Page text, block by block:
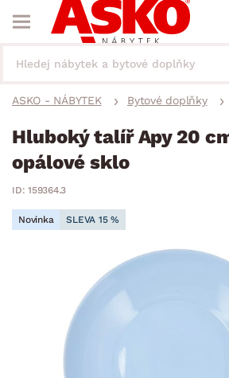
ASKO - NÁBYTEK Bytové doplňky
Hluboký talíř Apy 20
opálové sklo
ID: 159364.3
Novinka SLEVA 15 %